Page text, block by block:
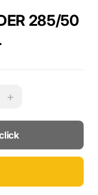
285/50
+